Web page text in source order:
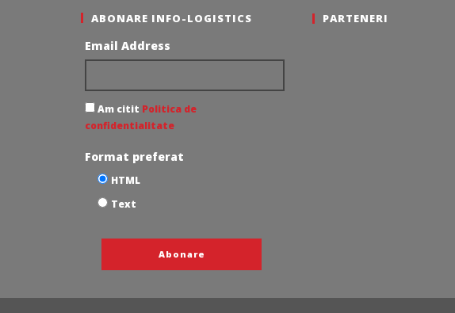
ABONARE INFO-LOGISTICS
Email Address
Am citit Politica de
confidentialitate
Format preferat
HTML
Text
PARTENERI